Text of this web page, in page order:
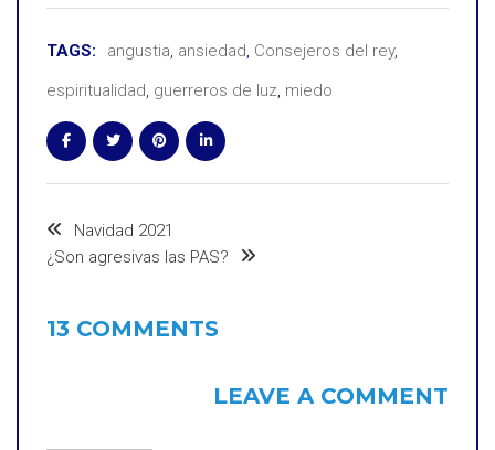
TAGS: angustia, ansiedad, Consejeros del rey,
espiritualidad, guerreros de luz, miedo
Navidad 2021
¿Son agresivas las PAS?
13 COMMENTS
LEAVE A COMMENT